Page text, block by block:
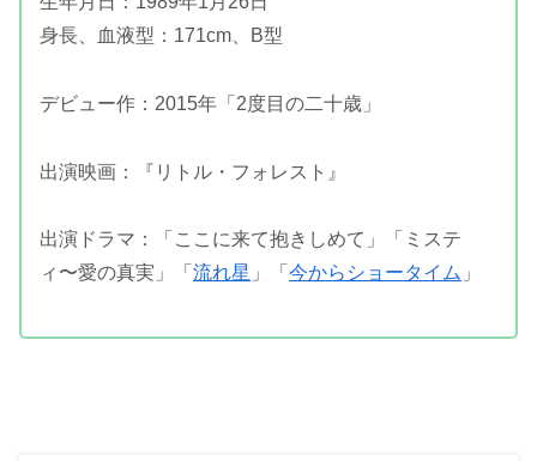
身長、血液型：171cm、B型
デビュー作：2015年「2度目の二十歳」
出演映画：『リトル・フォレスト』
出演ドラマ：「ここに来て抱きしめて」「ミステ
ィ〜愛の真実」「 流れ星 」「 今からショータイム 」